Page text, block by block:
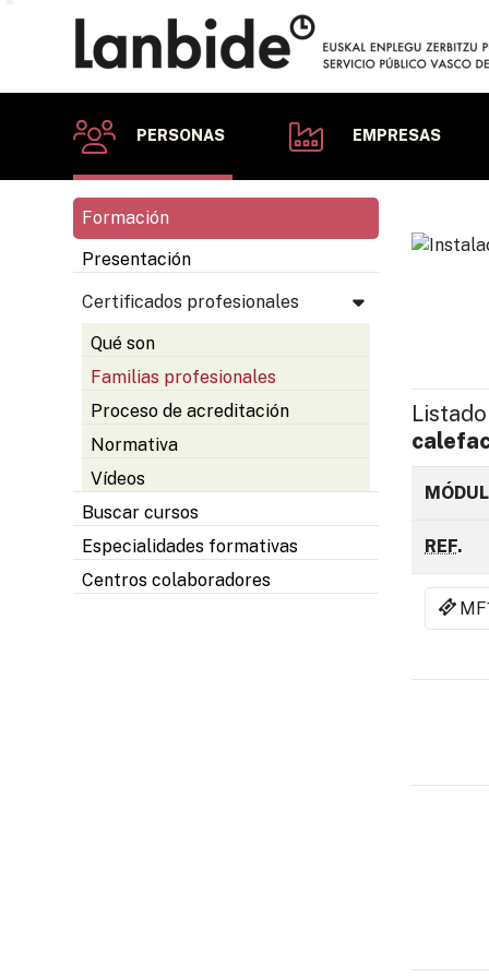
PERSONAS EMPRESAS
Formación
Presentación
Certificados profesionales
Qué son
Familias profesionales
Proceso de acreditación
Normativa
Vídeos
Buscar cursos
Especialidades formativas
Centros colaboradores
REF.